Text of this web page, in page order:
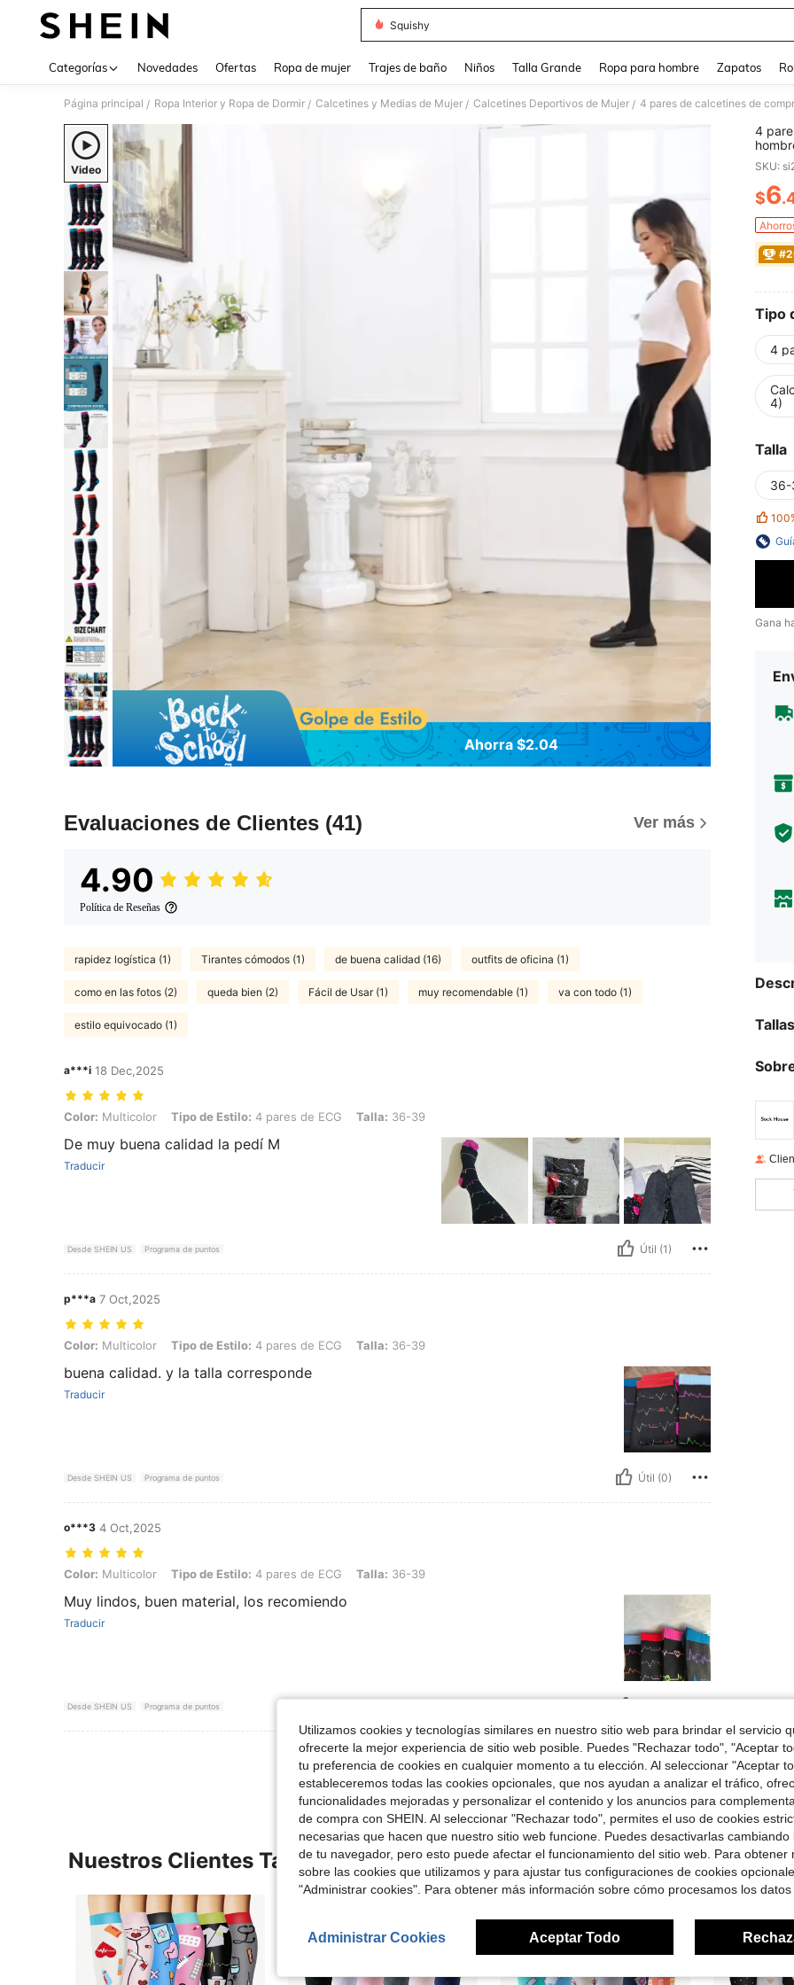
Squishy
Categorías Novedades Ofertas Ropa de mujer Trajes de baño Niños Talla Grande Ropa para hombre Zapatos
Página principal / Ropa Interior y Ropa de Dormir / Calcetines y Medias de Mujer / Calcetines Deportivos de Mujer /
Video
Ahorra $2.04
Evaluaciones de Clientes (41) Ver más
4.90
Política de Reseñas
rapidez logística (1) Tirantes cómodos (1) de buena calidad (16) outfits de oficina (1)
como en las fotos (2) queda bien (2) Fácil de Usar (1) muy recomendable (1) va con todo (1)
estilo equivocado (1)
a***i 18 Dec,2025
Color: Multicolor, Tipo de Estilo: 4 pares de ECG, Talla: 36-39
Color: Multicolor Tipo de Estilo: 4 pares de ECG Talla: 36-39
De muy buena calidad la pedí M
Traducir
Desde SHEIN US Programa de puntos Útil (1)
p***a 7 Oct,2025
Color: Multicolor, Tipo de Estilo: 4 pares de ECG, Talla: 36-39
Color: Multicolor Tipo de Estilo: 4 pares de ECG Talla: 36-39
buena calidad. y la talla corresponde
Traducir
Desde SHEIN US Programa de puntos Útil (0)
o***3 4 Oct,2025
Color: Multicolor, Tipo de Estilo: 4 pares de ECG, Talla: 36-39
Color: Multicolor Tipo de Estilo: 4 pares de ECG Talla: 36-39
Muy lindos, buen material, los recomiendo
Traducir
Desde SHEIN US Programa de puntos
Ver Más Reseñas
4
en
SKU:
$6
Tipo
4
4)
Talla
36-
Gana
Nuestros Clientes También Vieron
Utilizamos cookies y tecnologías similares en nuestro sitio web para brindar el servicio
ofrecerte la mejor experiencia de sitio web posible. Puedes "Rechazar todo", "Aceptar
tu preferencia de cookies en cualquier momento a tu elección. Al seleccionar "Aceptar
estableceremos todas las cookies opcionales, que nos ayudan a analizar el tráfico,
funcionalidades mejoradas y personalizar el contenido y los anuncios para
de compra con SHEIN. Al seleccionar "Rechazar todo", permites el uso de cookies
necesarias que hacen que nuestro sitio web funcione. Puedes desactivarlas cambiando
de tu navegador, pero esto puede afectar el funcionamiento del sitio web. Para obtener
sobre las cookies que utilizamos y para ajustar tus configuraciones de cookies
"Administrar cookies". Para obtener más información sobre cómo procesamos los datos
Administrar Cookies Aceptar Todo